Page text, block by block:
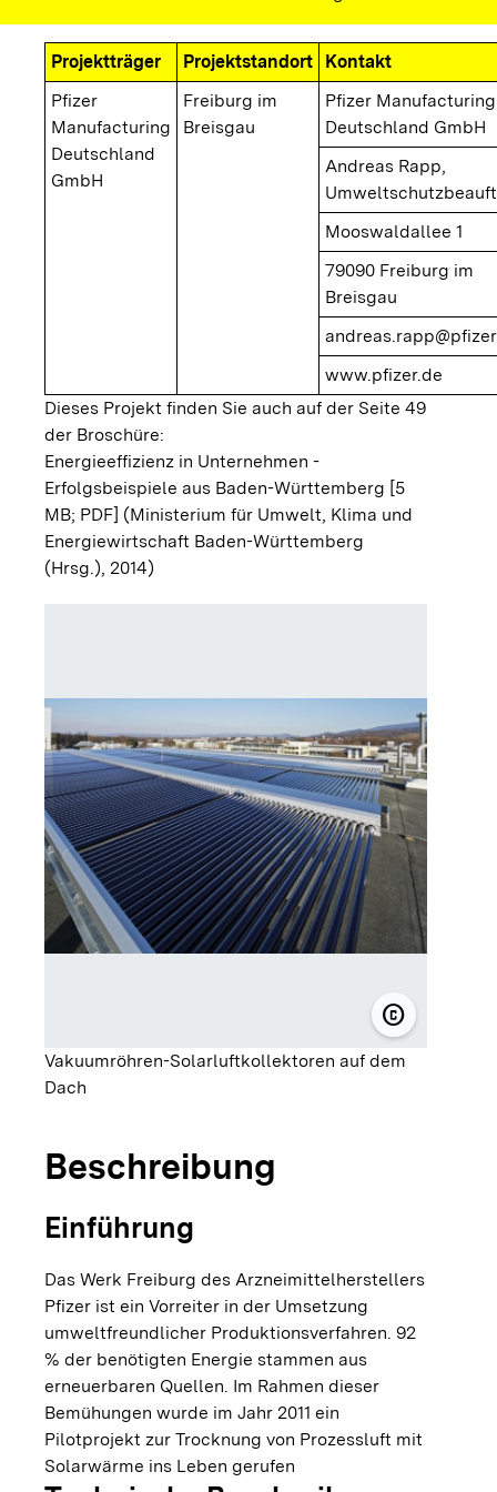
Projektträger Projektstandort
Kontakt
Pfizer
Manufacturing
Deutschland
GmbH
Freiburg im
Breisgau
Pfizer Manufacturing
Deutschland GmbH
Andreas Rapp,
Mooswaldallee 1
79090 Freiburg im
Breisgau
www.pfizer.de
Dieses Projekt finden Sie auch auf der Seite 49
der Broschüre:
Energieeffizienz in Unternehmen -
Erfolgsbeispiele aus Baden-Württemberg [5
MB; PDF] (Ministerium für Umwelt, Klima und
Energiewirtschaft Baden-Württemberg
(Hrsg.), 2014)
copyright© Pfizer
Vakuumröhren-Solarluftkollektoren auf dem
Dach
Beschreibung
Einführung
Das Werk Freiburg des Arzneimittelherstellers
Pfizer ist ein Vorreiter in der Umsetzung
umweltfreundlicher Produktionsverfahren. 92
% der benötigten Energie stammen aus
erneuerbaren Quellen. Im Rahmen dieser
Bemühungen wurde im Jahr 2011 ein
Pilotprojekt zur Trocknung von Prozessluft mit
Solarwärme ins Leben gerufen